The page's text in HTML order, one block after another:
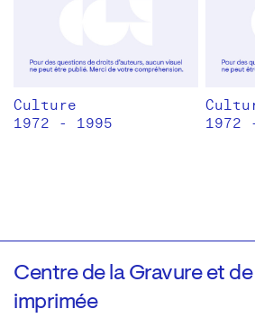
Culture
1972 - 1995
1972
Centre de la Gravure et de
imprimée